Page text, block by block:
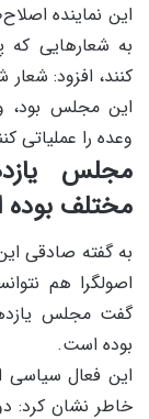
این نماینده
به شعارهایی که
کنند، افزود:
این مجلس بود،
وعده را عملیاتی
مجلس
مختلف
به گفته صادقی
اصولگرا هم
گفت مجلس
بوده است.
این فعال سیاسی
خاطر نشان کرد: